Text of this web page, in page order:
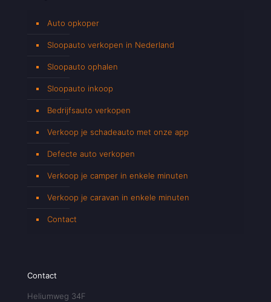
Auto opkoper
Sloopauto verkopen in Nederland
Sloopauto ophalen
Sloopauto inkoop
Bedrijfsauto verkopen
Verkoop je schadeauto met onze app
Defecte auto verkopen
Verkoop je camper in enkele minuten
Verkoop je caravan in enkele minuten
Contact
Contact
Heliumweg 34F